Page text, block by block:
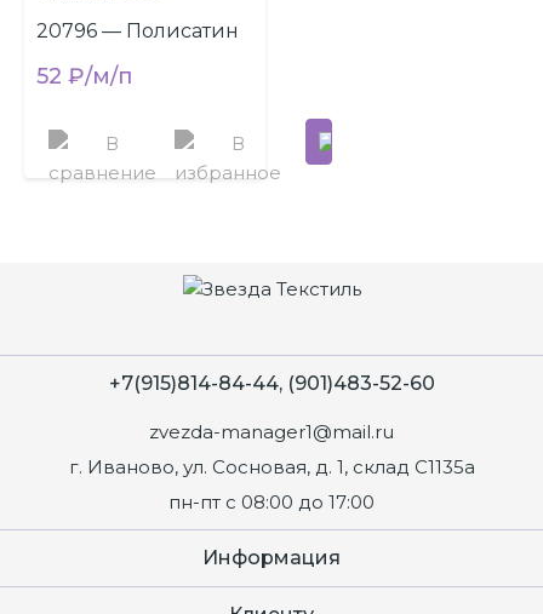
20796 — Полисатин
52 ₽/м/п
+7(915)814-84-44, (901)483-52-60
zvezda-manager1@mail.ru
г. Иваново, ул. Сосновая, д. 1, склад С1135а
пн-пт с 08:00 до 17:00
Информация